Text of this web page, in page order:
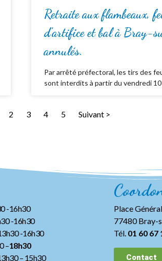
Retraite aux flambeaux,
d’artifice et bal à Bray-
annulés.
Par arrêté préfectoral, les tirs des
sont interdits à partir du vendredi 10
2 3 4 5 Suivant >
-16h30
-16h30
-16h30
–18h30
– 15h30
Place
77480 Bray-
Tél. 01 60 67
Contact